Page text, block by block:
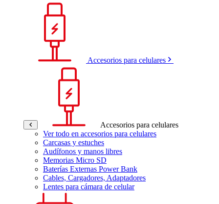
Accesorios para celulares
Accesorios para celulares
Ver todo en accesorios para celulares
Carcasas y estuches
Audífonos y manos libres
Memorias Micro SD
Baterías Externas Power Bank
Cables, Cargadores, Adaptadores
Lentes para cámara de celular